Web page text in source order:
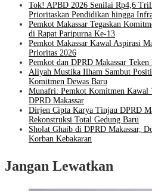
Tok! APBD 2026 Senilai Rp4,6
Prioritaskan Pendidikan hingga
Pemkot Makassar Tegaskan
di Rapat Paripurna Ke-13
Pemkot Makassar Kawal Aspirasi
Prioritas 2026
Pemkot dan DPRD Makassar
Aliyah Mustika Ilham Sambut
Komitmen Dewas Baru
Munafri: Pemkot Komitmen Kawal
DPRD Makassar
Dirjen Cipta Karya Tinjau DPRD
Rekonstruksi Total Gedung Baru
Sholat Ghaib di DPRD Makassar,
Korban Kebakaran
Jangan Lewatkan